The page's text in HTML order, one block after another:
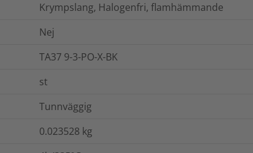
Krympslang, Halogenfri, flamhämmande
Nej
TA37 9-3-PO-X-BK
st
Tunnväggig
0.023528 kg